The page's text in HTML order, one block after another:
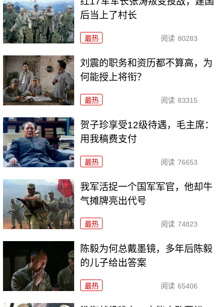
后当上了村长
最热 阅读 80283
刘震的职务和资历都不算高，为
何能授上将衔？
最热 阅读 83315
贺子珍享受12级待遇，毛主席：
用我稿费支付
最热 阅读 76653
我军活捉一个国军军官，他却牛
气摊牌亮出代号
最热 阅读 74823
陈毅为何总戴墨镜，多年后陈毅
的儿子给出答案
最热 阅读 65406